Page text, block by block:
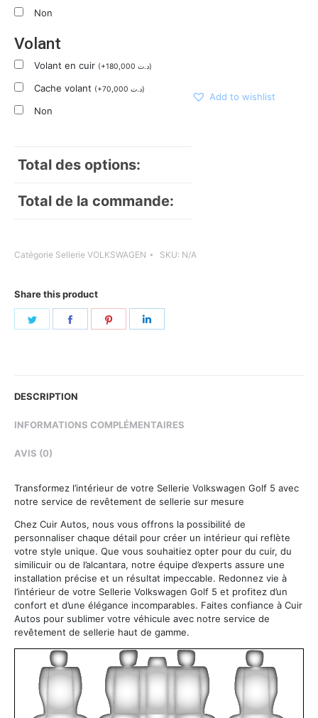
Non
Volant
Volant en cuir (+180,000 د.ت)
Cache volant (+70,000 د.ت)
Non
Total des options:
Total de la commande:
Add to wishlist
Catégorie Sellerie VOLKSWAGEN SKU: N/A
Share this product
Share
Share
DESCRIPTION
INFORMATIONS COMPLÉMENTAIRES
AVIS (0)
Transformez l’intérieur de votre Sellerie Volkswagen Golf 5 avec
notre service de revêtement de sellerie sur mesure
Chez Cuir Autos, nous vous offrons la possibilité de
personnaliser chaque détail pour créer un intérieur qui reflète
votre style unique. Que vous souhaitiez opter pour du cuir, du
similicuir ou de l’alcantara, notre équipe d’experts assure une
installation précise et un résultat impeccable. Redonnez vie à
l’intérieur de votre Sellerie Volkswagen Golf 5 et profitez d’un
confort et d’une élégance incomparables. Faites confiance à Cuir
Autos pour sublimer votre véhicule avec notre service de
revêtement de sellerie haut de gamme.